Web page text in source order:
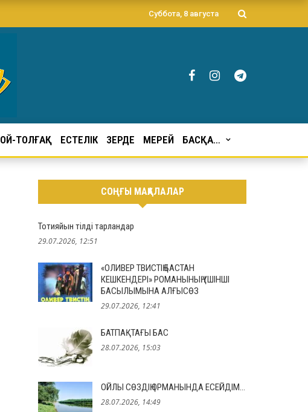
Суббота, 8 августа
ОЙ-ТОЛҒАҚ ЕСТЕЛІК ЗЕРДЕ МЕРЕЙ БАСҚА…
СОҢҒЫ МАҚАЛАЛАР
Тотияйын тілді тарландар
29.07.2026, 12:51
«ОЛИВЕР ТВИСТІҢ БАСТАН
КЕШКЕНДЕРІ» РОМАНЫНЫҢ ҮШІНШІ
БАСЫЛЫМЫНА АЛҒЫСӨЗ
29.07.2026, 12:41
БАТПАҚТАҒЫ БАС
28.07.2026, 15:03
ОЙЛЫ СӨЗДІҢ ОРМАНЫНДА ЕСЕЙДІМ…
28.07.2026, 14:49